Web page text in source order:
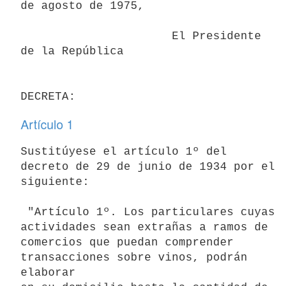
de agosto de 1975,
de la República
Artículo 1
Sustitúyese el artículo 1º del
decreto de 29 de junio de 1934 por el
siguiente:
actividades sean extrañas a ramos de
comercios que puedan comprender
transacciones sobre vinos, podrán
elaborar